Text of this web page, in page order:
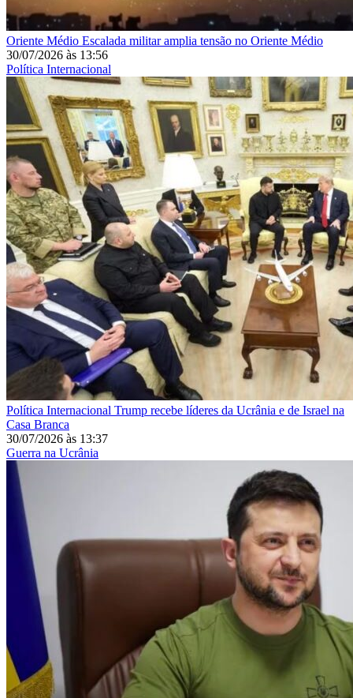
Oriente Médio Escalada militar amplia tensão no Oriente Médio
30/07/2026 às 13:56
Política Internacional
Política Internacional Trump recebe líderes da Ucrânia e de Israel na
Casa Branca
30/07/2026 às 13:37
Guerra na Ucrânia